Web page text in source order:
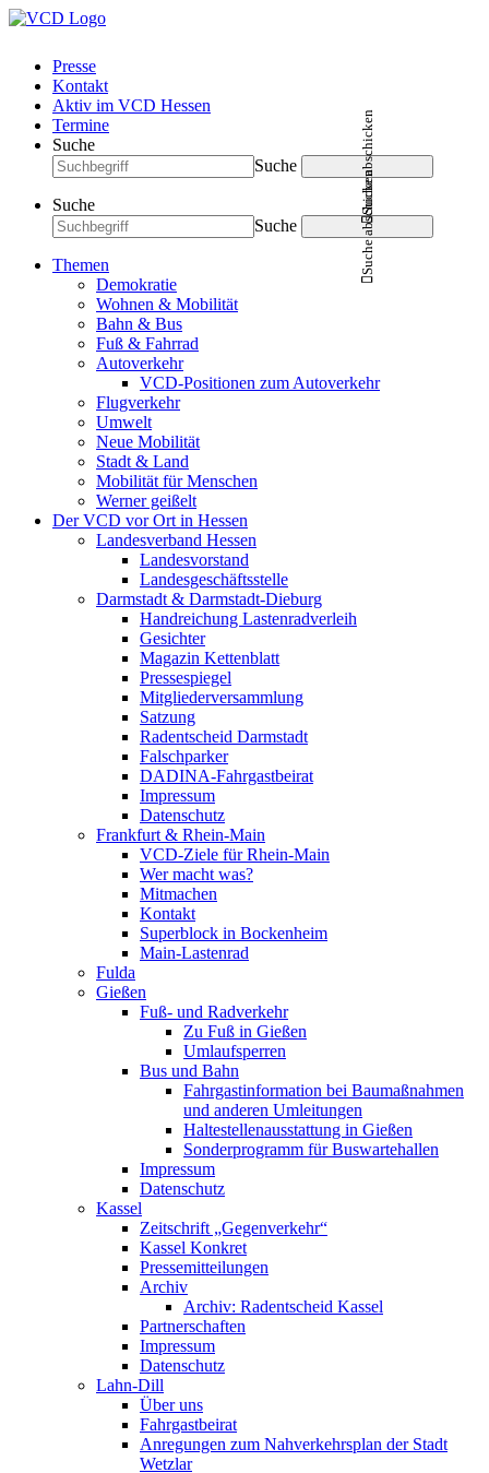
Presse
Kontakt
Aktiv im VCD Hessen
Termine
Suche
Suche
Suche abschicken
Suche
Suche
Suche abschicken
Themen
Demokratie
Wohnen & Mobilität
Bahn & Bus
Fuß & Fahrrad
Autoverkehr
VCD-Positionen zum Autoverkehr
Flugverkehr
Umwelt
Neue Mobilität
Stadt & Land
Mobilität für Menschen
Werner geißelt
Der VCD vor Ort in Hessen
Landesverband Hessen
Landesvorstand
Landesgeschäftsstelle
Darmstadt & Darmstadt-Dieburg
Handreichung Lastenradverleih
Gesichter
Magazin Kettenblatt
Pressespiegel
Mitgliederversammlung
Satzung
Radentscheid Darmstadt
Falschparker
DADINA-Fahrgastbeirat
Impressum
Datenschutz
Frankfurt & Rhein-Main
VCD-Ziele für Rhein-Main
Wer macht was?
Mitmachen
Kontakt
Superblock in Bockenheim
Main-Lastenrad
Fulda
Gießen
Fuß- und Radverkehr
Zu Fuß in Gießen
Umlaufsperren
Bus und Bahn
Fahrgastinformation bei Baumaßnahmen
und anderen Umleitungen
Haltestellenausstattung in Gießen
Sonderprogramm für Buswartehallen
Impressum
Datenschutz
Kassel
Zeitschrift „Gegenverkehr“
Kassel Konkret
Pressemitteilungen
Archiv
Archiv: Radentscheid Kassel
Partnerschaften
Impressum
Datenschutz
Lahn-Dill
Über uns
Fahrgastbeirat
Anregungen zum Nahverkehrsplan der Stadt
Wetzlar